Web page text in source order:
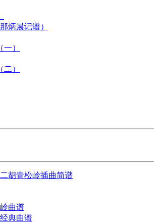
炳晨记谱）
）
）
胡青松岭插曲简谱
曲谱
典曲谱